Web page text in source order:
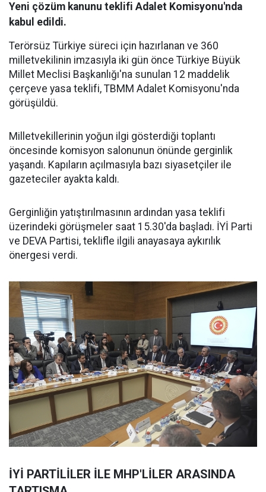
Yeni çözüm kanunu teklifi Adalet Komisyonu'nda
kabul edildi.
Terörsüz Türkiye süreci için hazırlanan ve 360
milletvekilinin imzasıyla iki gün önce Türkiye Büyük
Millet Meclisi Başkanlığı'na sunulan 12 maddelik
çerçeve yasa teklifi, TBMM Adalet Komisyonu'nda
görüşüldü.
Milletvekillerinin yoğun ilgi gösterdiği toplantı
öncesinde komisyon salonunun önünde gerginlik
yaşandı. Kapıların açılmasıyla bazı siyasetçiler ile
gazeteciler ayakta kaldı.
Gerginliğin yatıştırılmasının ardından yasa teklifi
üzerindeki görüşmeler saat 15.30'da başladı. İYİ Parti
ve DEVA Partisi, teklifle ilgili anayasaya aykırılık
önergesi verdi.
İYİ PARTİLİLER İLE MHP'LİLER ARASINDA